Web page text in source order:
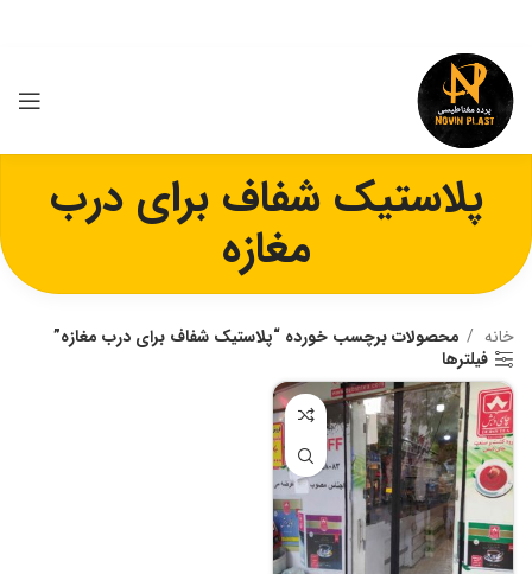
پلاستیک شفاف برای درب
مغازه
خانه
محصولات برچسب خورده “پلاستیک شفاف برای درب مغازه”
فیلترها